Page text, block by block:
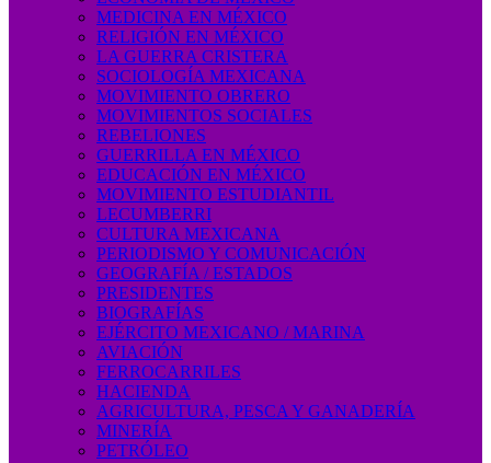
MEDICINA EN MÉXICO
RELIGIÓN EN MÉXICO
LA GUERRA CRISTERA
SOCIOLOGÍA MEXICANA
MOVIMIENTO OBRERO
MOVIMIENTOS SOCIALES
REBELIONES
GUERRILLA EN MÉXICO
EDUCACIÓN EN MÉXICO
MOVIMIENTO ESTUDIANTIL
LECUMBERRI
CULTURA MEXICANA
PERIODISMO Y COMUNICACIÓN
GEOGRAFÍA / ESTADOS
PRESIDENTES
BIOGRAFÍAS
EJÉRCITO MEXICANO / MARINA
AVIACIÓN
FERROCARRILES
HACIENDA
AGRICULTURA, PESCA Y GANADERÍA
MINERÍA
PETRÓLEO